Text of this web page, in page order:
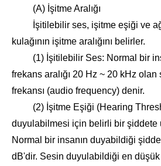
(A) İşitme Aralığı
İşitilebilir ses, işitme eşiği ve
kulağının işitme aralığını belirler.
(1) İşitilebilir Ses: Normal bir
frekans aralığı 20 Hz ~ 20 kHz olan
frekansı (audio frequency) denir.
(2) İşitme Eşiği (Hearing
duyulabilmesi için belirli bir şiddete
Normal bir insanın duyabildiği
dB'dir. Sesin duyulabildiği en düşük